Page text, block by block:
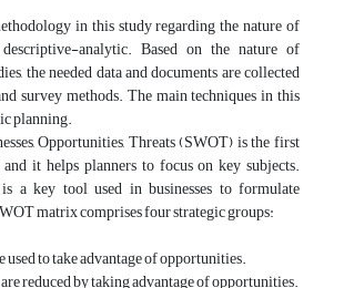
in this study regarding the nature of
analytic. Based on the nature of
the needed data and documents are collected
survey methods. The main techniques in this
planning.
Opportunities, Threats (SWOT) is the first
it helps planners to focus on key subjects.
a key tool used in businesses to formulate
matrix comprises four strategic groups:
used to take advantage of opportunities.